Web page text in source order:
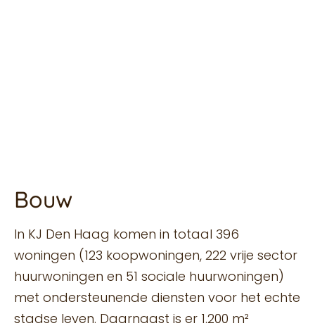
Bouw
In KJ Den Haag komen in totaal 396
woningen (123 koopwoningen, 222 vrije sector
huurwoningen en 51 sociale huurwoningen)
met ondersteunende diensten voor het echte
stadse leven. Daarnaast is er 1.200 m²